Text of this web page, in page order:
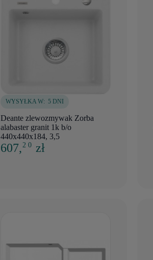
WYSYŁKA W: 5 DNI
Deante zlewozmywak Zorba
alabaster granit 1k b/o
440x440x184, 3,5
607,2 0 zł